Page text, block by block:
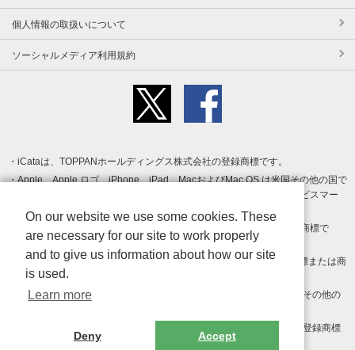
個人情報の取扱いについて
ソーシャルメディア利用規約
iCataは、TOPPANホールディングス株式会社の登録商標です。
Apple、Apple ロゴ、iPhone、iPad、MacおよびMac OS は米国その他の国で
登録された Apple Inc. の商標です。App Store は Apple Inc. のサービスマー
クです。
Android、Google Play および Google Play ロゴ は Google LLC の商標で
す。
Windows は Microsoft Inc.の米国およびその他の国における登録商標または商
標です。
Adobe、Adobe Reader、Adobe PDF は、Adobe Inc.の米国およびその他の
その他、記載されている会社名、商品名、ロゴは各社の商標または登録商標
On our website we use some cookies. These
are necessary for our site to work properly
and to give us information about how our site
is used.
Learn more
Deny Accept